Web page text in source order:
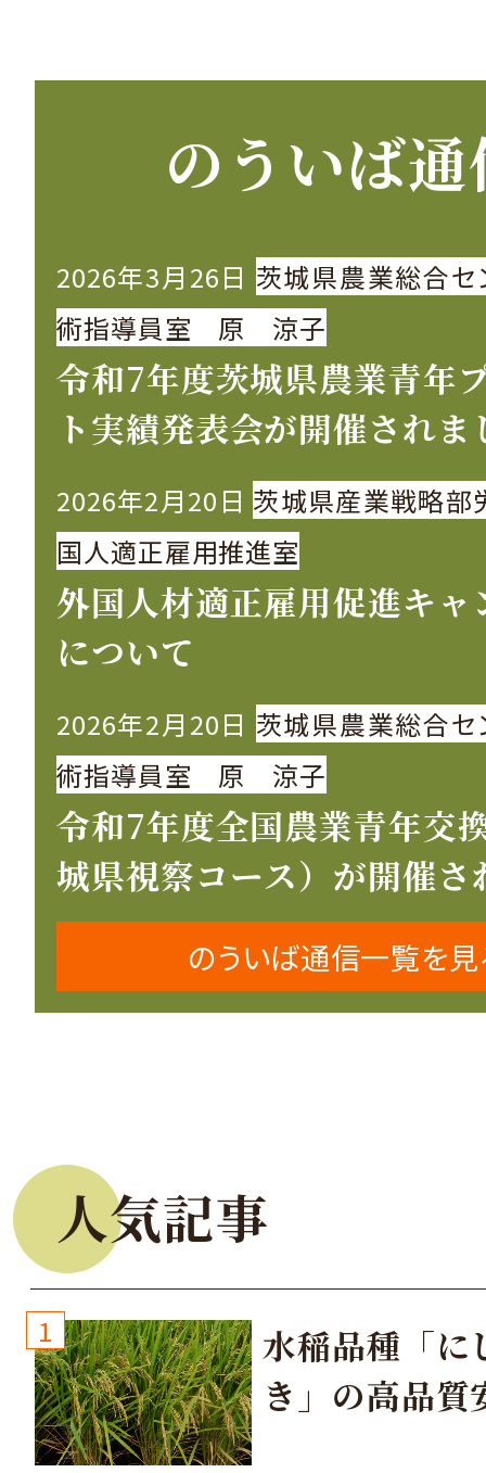
のういば
2026年3月26日 茨城県農業総合セ
術指導員室 原 涼子
令和7年度茨城県農業青年
ト実績発表会が開催されま
2026年2月20日 茨城県産業戦略部
国人適正雇用推進室
外国人材適正雇用促進キャ
について
2026年2月20日 茨城県農業総合セ
術指導員室 原 涼子
令和7年度全国農業青年交
城県視察コース）が開催さ
のういば通信一覧を
人気記事
1
水稲品種「に
き」の高品質